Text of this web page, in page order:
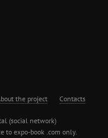
the project Contacts
(social network)
to expo-book .com only.